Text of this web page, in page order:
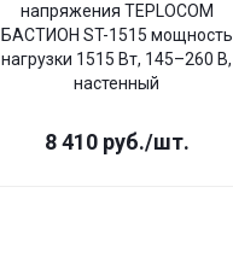
напряжения TEPLOCOM
БАСТИОН ST-1515 мощность
нагрузки 1515 Вт, 145–260 В,
настенный
8 410руб./шт.